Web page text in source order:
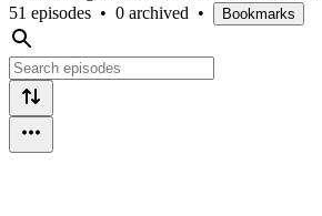
51 episodes • 0 archived • Bookmarks